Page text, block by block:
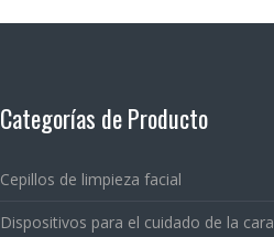
Categorías de Producto
Cepillos de limpieza facial
Dispositivos para el cuidado de la cara